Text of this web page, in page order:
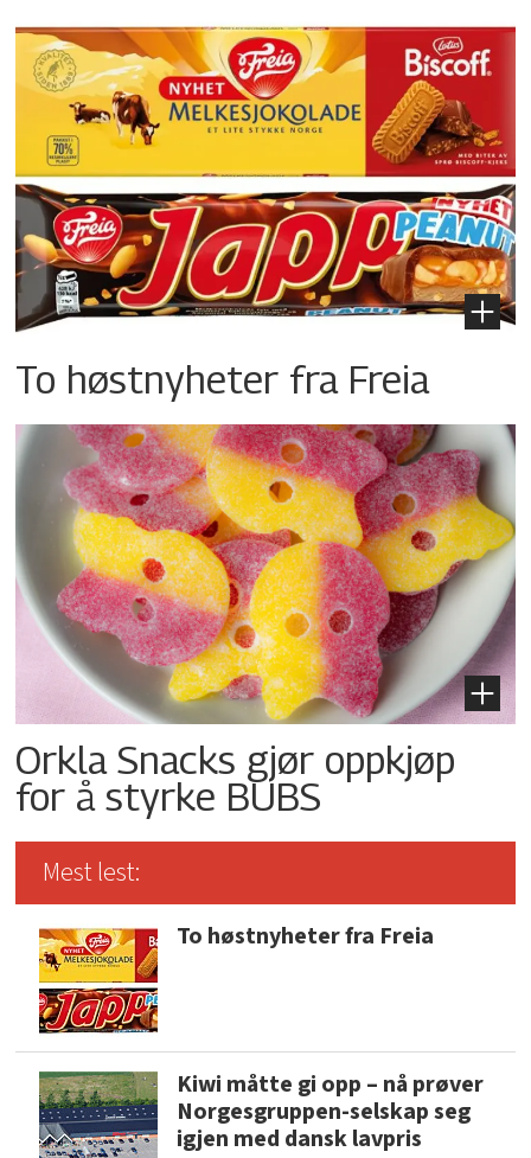
To høstnyheter fra Freia
Orkla Snacks gjør oppkjøp
for å styrke BUBS
Mest lest:
To høstnyheter fra Freia
Kiwi måtte gi opp – nå prøver
Norgesgruppen-selskap seg
igjen med dansk lavpris